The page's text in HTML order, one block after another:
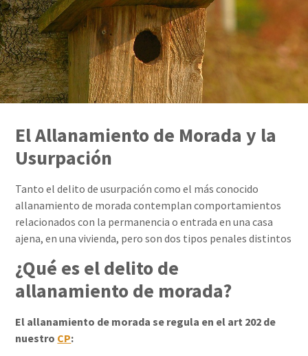
El Allanamiento de Morada y la
Usurpación
Tanto el delito de usurpación como el más conocido
allanamiento de morada contemplan comportamientos
relacionados con la permanencia o entrada en una casa
ajena, en una vivienda, pero son dos tipos penales distintos
¿Qué es el delito de
allanamiento de morada?
El allanamiento de morada se regula en el art 202 de
nuestro CP: